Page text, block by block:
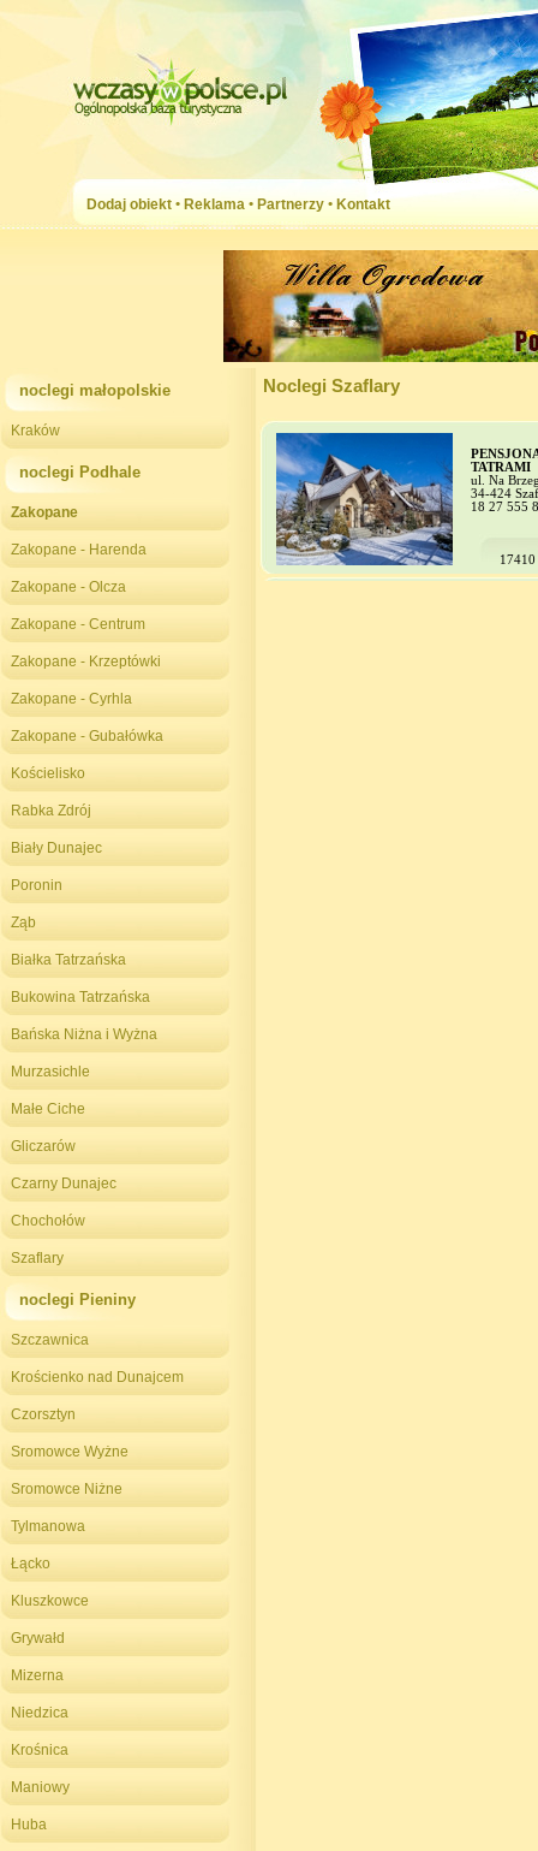
Dodaj obiekt • Reklama • Partnerzy • Kontakt
noclegi małopolskie
Kraków
noclegi Podhale
Zakopane
Zakopane - Harenda
Zakopane - Olcza
Zakopane - Centrum
Zakopane - Krzeptówki
Zakopane - Cyrhla
Zakopane - Gubałówka
Kościelisko
Rabka Zdrój
Biały Dunajec
Poronin
Ząb
Białka Tatrzańska
Bukowina Tatrzańska
Bańska Niżna i Wyżna
Murzasichle
Małe Ciche
Gliczarów
Czarny Dunajec
Chochołów
Szaflary
noclegi Pieniny
Szczawnica
Krościenko nad Dunajcem
Czorsztyn
Sromowce Wyżne
Sromowce Niżne
Tylmanowa
Łącko
Kluszkowce
Grywałd
Mizerna
Niedzica
Krośnica
Maniowy
Huba
Noclegi Szaflary
TATRAMI
ul. Na
34-424
18 27 555
17410